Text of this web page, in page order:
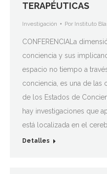
TERAPÉUTICAS
Investigación Por Instituto
CONFERENCIALa
conciencia y sus
espacio no tiempo a
conciencia, es una de las
de los Estados de
hay investigaciones que
está localizada en el
Detalles